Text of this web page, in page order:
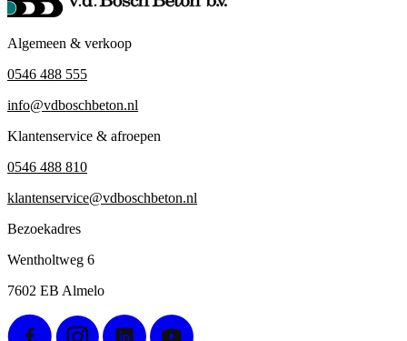
Algemeen & verkoop
0546 488 555
info@vdboschbeton.nl
Klantenservice & afroepen
0546 488 810
klantenservice@vdboschbeton.nl
Bezoekadres
Wentholtweg 6
7602 EB Almelo